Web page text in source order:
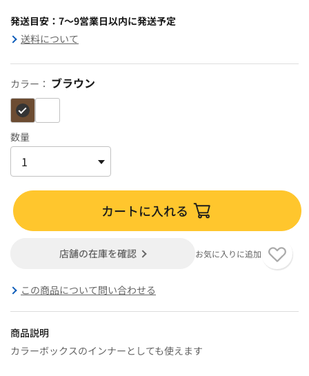
発送目安：7～9営業日以内に発送予定
送料について
カラー： ブラウン
数量
カートに入れる
店舗の在庫を確認 お気に入りに追加
この商品について問い合わせる
商品説明
カラーボックスのインナーとしても使えます